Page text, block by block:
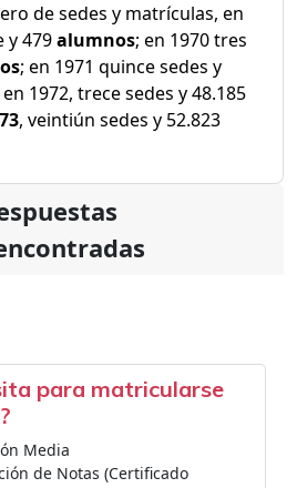
de sedes y matrículas, en
y 479alumnos; en 1970 tres
; en 1971 quince sedes y
1972, trece sedes y 48.185
, veintiún sedes y 52.823
para matricularse
Media
de Notas (Certificado